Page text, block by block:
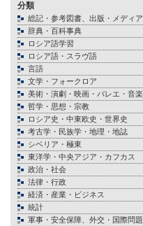
分類
総記・参考図書、出版・メディア
辞典・百科事典
ロシア語学習
ロシア語・スラヴ語
言語
文学・フォークロア
美術・演劇・映画・バレエ・音楽
哲学・思想・宗教
ロシア史・中東欧史・世界史
考古学・民族学・地理・地誌
シベリア・極東
東洋学・中央アジア・カフカス
政治・社会
法律・行政
経済・産業・ビジネス
統計
軍事・安全保障、外交・国際問題